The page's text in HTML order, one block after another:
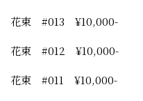
花束 #013 ¥10,000-
花束 #012 ¥10,000-
花束 #011 ¥10,000-